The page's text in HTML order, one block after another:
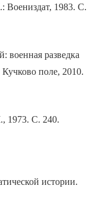
Воениздат, 1983. С.
военная разведка
поле, 2010.
1973. С. 240.
истории.